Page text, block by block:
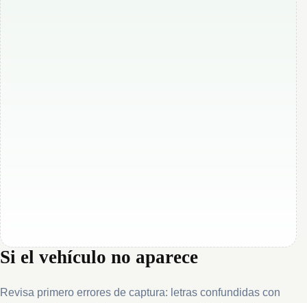
Si el vehículo no aparece
Revisa primero errores de captura: letras confundidas con